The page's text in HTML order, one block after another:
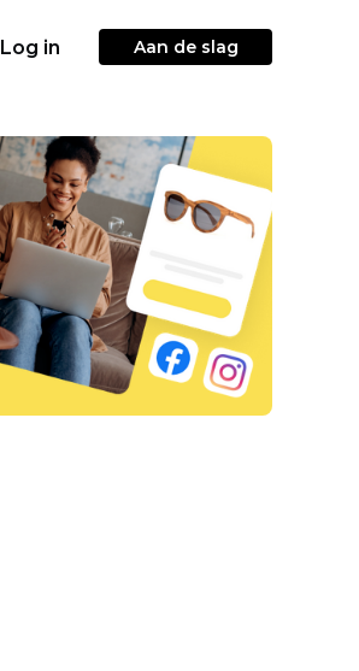
Log in Aan de slag